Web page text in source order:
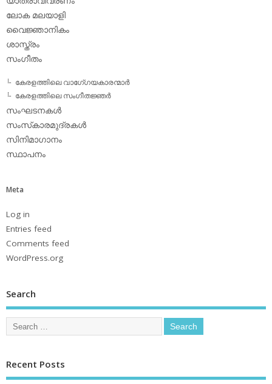
ലോക മലയാളി
വൈജ്ഞാനികം
ശാസ്ത്രം
സംഗീതം
കേരളത്തിലെ വാഗേ്ഗയകാരന്മാര്‍
കേരളത്തിലെ സംഗീതജ്ഞര്‍
സംഘടനകള്‍
സംസ്‌കാരമുദ്രകള്‍
സിനിമാഗാനം
സ്ഥാപനം
Meta
Log in
Entries feed
Comments feed
WordPress.org
Search
Recent Posts